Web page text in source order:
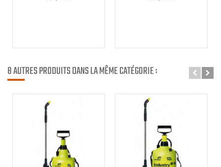
8 AUTRES PRODUITS DANS LA MÊME CATÉGORIE :